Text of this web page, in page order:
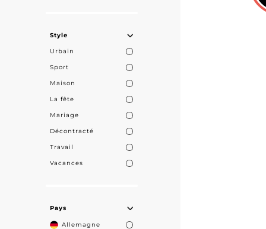
Style
Urbain
Sport
Maison
La fête
Mariage
Décontracté
Travail
Vacances
Pays
Allemagne